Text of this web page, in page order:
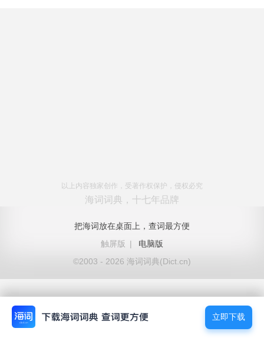
以上内容独家创作，受著作权保护，侵权必究
海词词典，十七年品牌
把海词放在桌面上，查词最方便
触屏版
|
电脑版
©2003 - 2026 海词词典(Dict.cn)
立即下载
立即下载